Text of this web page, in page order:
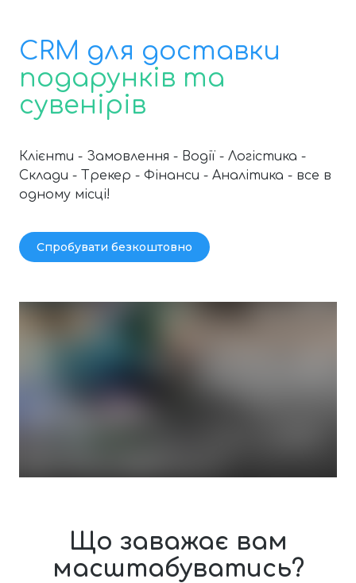
CRM для доставки
подарунків та
сувенірів
Клієнти - Замовлення - Водії - Логістика -
Склади - Трекер - Фінанси - Аналітика - все в
одному місці!
Спробувати безкоштовно
Що заважає вам
масштабуватись?